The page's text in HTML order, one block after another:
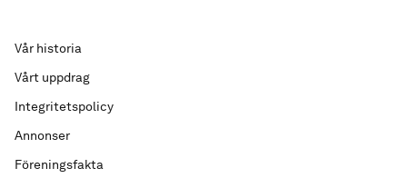
Vår historia
Vårt uppdrag
Integritetspolicy
Annonser
Föreningsfakta